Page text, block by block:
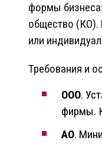
формы
общество (КО).
или
Требования и
ООО.
фирмы.
АО.